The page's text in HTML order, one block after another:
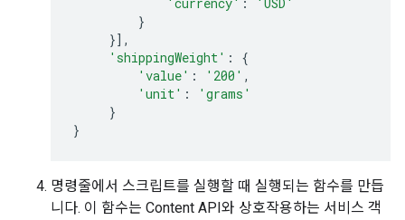
}
}],
'shippingWeight' :
{
'value' : '200' ,
'unit' :
'grams'
}
}
명령줄에서 스크립트를 실행할 때 실행되는 함수를 만듭
니다. 이 함수는 Content API와 상호작용하는 서비스 객